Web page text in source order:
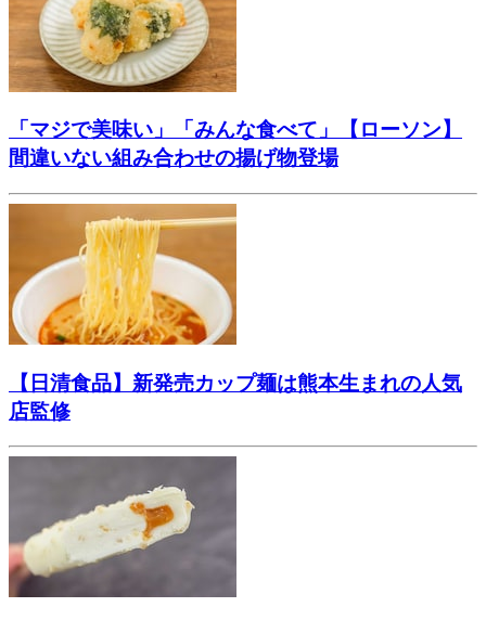
「マジで美味い」「みんな食べて」【ローソン】
間違いない組み合わせの揚げ物登場
【日清食品】新発売カップ麺は熊本生まれの人気
店監修